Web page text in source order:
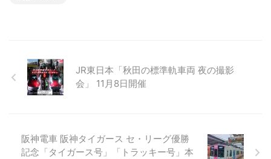
JR東日本「秋田の標準軌車両 夜の撮影
会」 11月8日開催
阪神電車 阪神タイガース セ・リーグ優勝
記念「タイガース号」「トラッキー号」本